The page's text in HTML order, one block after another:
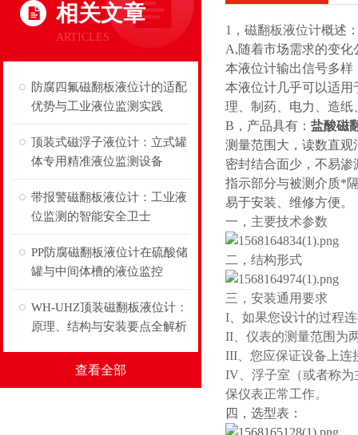
相关文章
ARTICLES
防腐四氟磁翻板液位计的适配
优势与工业液位监测实践
顶装式磁浮子液位计：立式罐
体专用精准液位监测设备
带报警磁翻板液位计：工业液
位监测的智能安全卫士
PP防腐磁翻板液位计在硫酸储
罐与中间体槽的液位监控
WH-UHZ顶装磁翻板液位计：
原理、结构与安装要点全解析
查看全部
1，磁翻板液位计概述
A,随着市场需求的变
本液位计输出信号多
本液位计几乎可以适
理、制药、电力、造
B，产品具有： 盐酸磁
测量范围大，读数直观
密封结合面少，不易渗
指示部分与被测介质*
易于安装、维修方便。
一，主要技术参数
二，结构形式
三，安装通用要求
I
如果您设计的过程
II、仪表的测量范围为
III、您应保证设备上连
IV
浮子室（或者称
保仪表正常工作。
四，选型表：